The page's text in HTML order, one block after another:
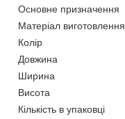
Основне призначення
Матеріал виготовлення
Колір
Довжина
Ширина
Висота
Кількість в упаковці